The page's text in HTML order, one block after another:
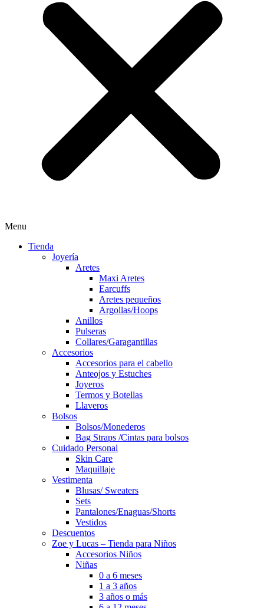
Menu
Tienda
Joyería
Aretes
Maxi Aretes
Earcuffs
Aretes pequeños
Argollas/Hoops
Anillos
Pulseras
Collares/Garagantillas
Accesorios
Accesorios para el cabello
Anteojos y Estuches
Joyeros
Termos y Botellas
Llaveros
Bolsos
Bolsos/Monederos
Bag Straps /Cintas para bolsos
Cuidado Personal
Skin Care
Maquillaje
Vestimenta
Blusas/ Sweaters
Sets
Pantalones/Enaguas/Shorts
Vestidos
Descuentos
Zoe y Lucas – Tienda para Niños
Accesorios Niños
Niñas
0 a 6 meses
1 a 3 años
3 años o más